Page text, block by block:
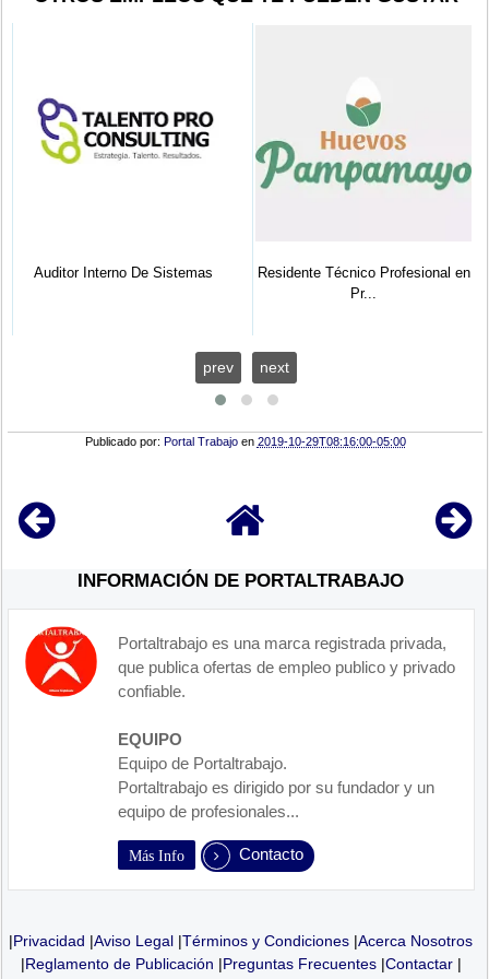
Auditor Interno De Sistemas
Residente Técnico Profesional en
Pr...
prev next
Publicado por: Portal Trabajo en 2019-10-29T08:16:00-05:00
INFORMACIÓN DE PORTALTRABAJO
Portaltrabajo es una marca registrada privada,
que publica ofertas de empleo publico y privado
confiable.
EQUIPO
Equipo de Portaltrabajo.
Portaltrabajo es dirigido por su fundador y un
equipo de profesionales...
Más Info Contacto
|Privacidad |Aviso Legal |Términos y Condiciones |Acerca Nosotros
|Reglamento de Publicación |Preguntas Frecuentes|Contactar|